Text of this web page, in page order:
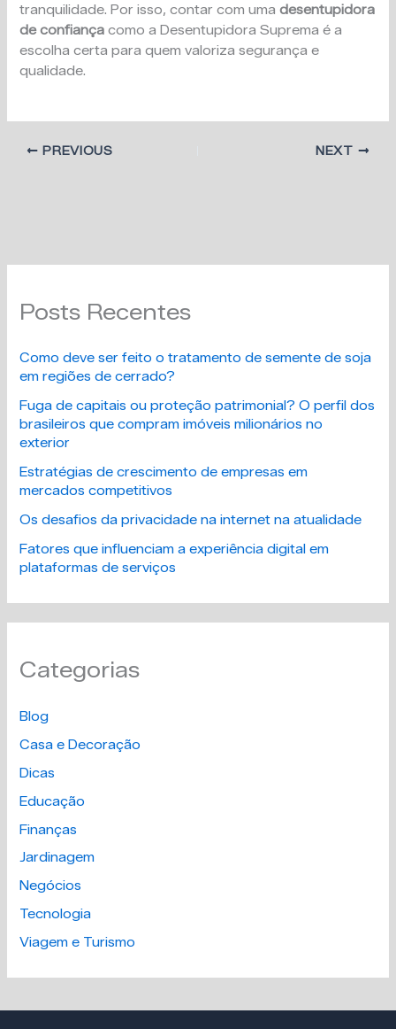
tranquilidade. Por isso, contar com umadesentupidora
de confiança como a Desentupidora Suprema é a
escolha certa para quem valoriza segurança e
qualidade.
PREVIOUS NEXT
Posts Recentes
Como deve ser feito o tratamento de semente de soja
em regiões de cerrado?
Fuga de capitais ou proteção patrimonial? O perfil dos
brasileiros que compram imóveis milionários no
exterior
Estratégias de crescimento de empresas em
mercados competitivos
Os desafios da privacidade na internet na atualidade
Fatores que influenciam a experiência digital em
plataformas de serviços
Categorias
Blog
Casa e Decoração
Dicas
Educação
Finanças
Jardinagem
Negócios
Tecnologia
Viagem e Turismo